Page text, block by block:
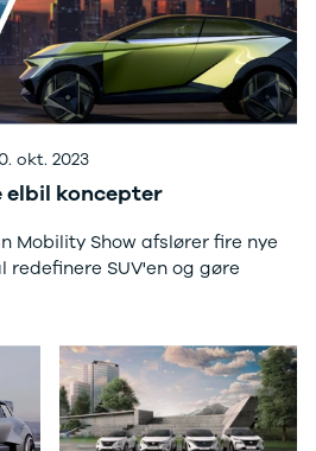
DS
Fiat
okt. 2023
elbil koncepter
Mobility Show afslører fire nye
redefinere SUV'en og gøre